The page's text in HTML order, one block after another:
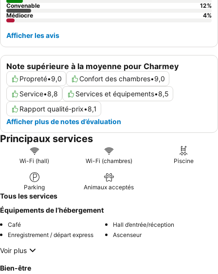
Note supérieure à la moyenne pour Charmey
Propreté•9,0 Confort des chambres•9,0
Service•8,8 Services et équipements•8,5
Rapport qualité-prix•8,1
Afficher plus de notes d’évaluation
Convenable
12%
Médiocre
4%
Afficher les avis
Principaux services
Wi-Fi (hall) Wi-Fi (chambres) Piscine
Parking Animaux acceptés
Tous les services
Équipements de l’hébergement
Café
Hall d’entrée/réception
Enregistrement / départ express
Ascenseur
Voir plus
Bien-être